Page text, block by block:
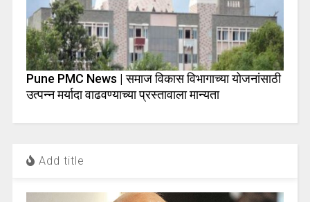
Pune PMC News | समाज विकास विभागाच्या योजनांसाठी
उत्पन्न मर्यादा वाढवण्याच्या प्रस्तावाला मान्यता
Add title